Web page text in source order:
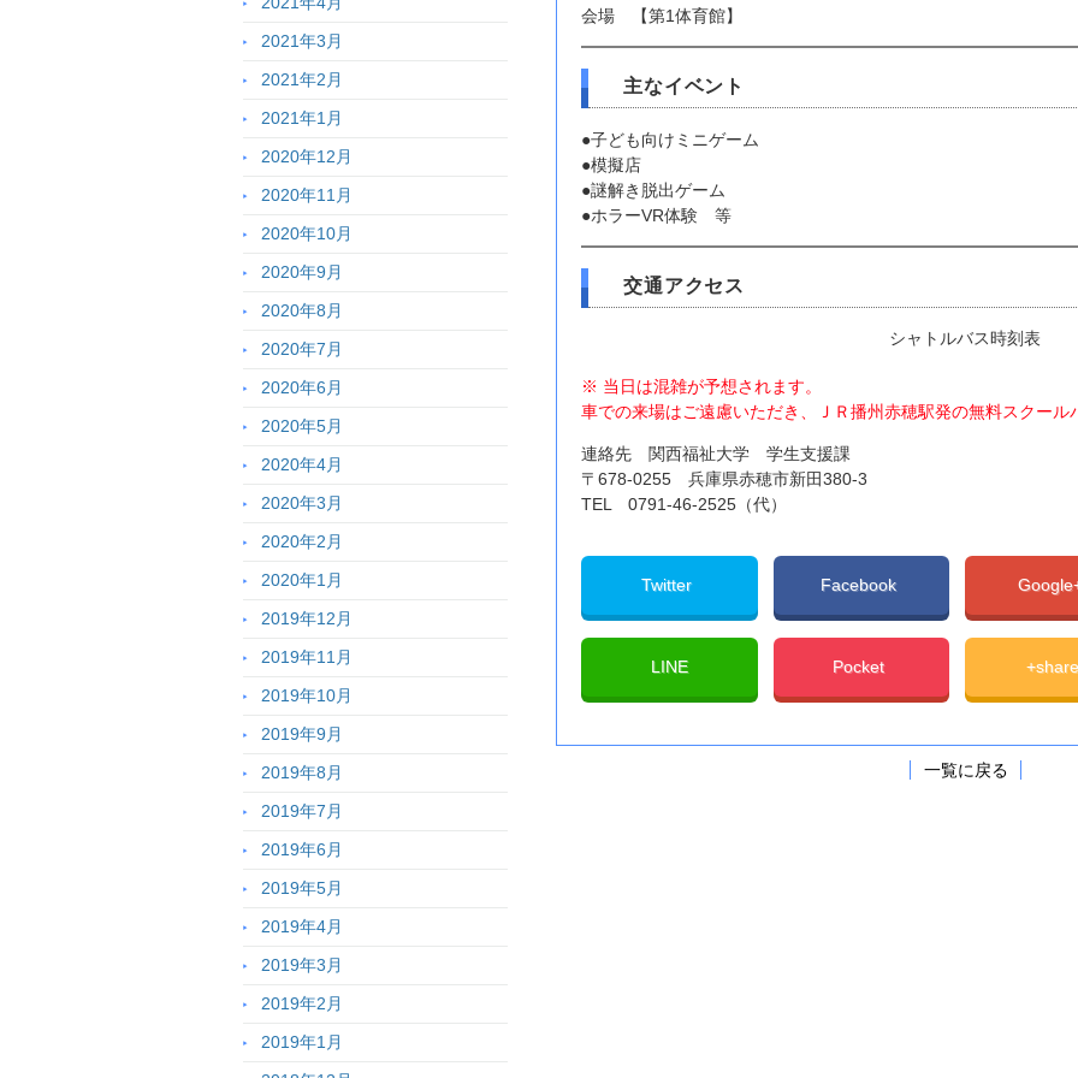
会場 【第1体育館】
主なイベント
●子ども向けミニゲーム
●模擬店
●謎解き脱出ゲーム
●ホラーVR体験 等
交通アクセス
シャトルバス時刻表
※ 当日は混雑が予想されます。
車での来場はご遠慮いただき、ＪＲ播州赤穂駅発の無料スクール
連絡先 関西福祉大学 学生支援課
〒678-0255 兵庫県赤穂市新田380-3
TEL 0791-46-2525（代）
Twitter Facebook
LINE Pocket +share
一覧に戻る
2021年3月
2021年2月
2021年1月
2020年12月
2020年11月
2020年10月
2020年9月
2020年8月
2020年7月
2020年6月
2020年5月
2020年4月
2020年3月
2020年2月
2020年1月
2019年12月
2019年11月
2019年10月
2019年9月
2019年8月
2019年7月
2019年6月
2019年5月
2019年4月
2019年3月
2019年2月
2019年1月